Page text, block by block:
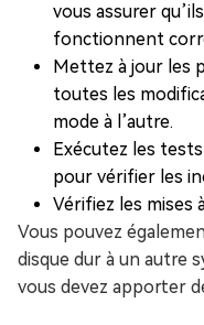
vous assurer
fonctionnent
Mettez à jour les
toutes les
mode à l’autre.
Exécutez les
pour vérifier les
Vérifiez les mises
Vous pouvez
disque dur à un autre
vous devez apporter